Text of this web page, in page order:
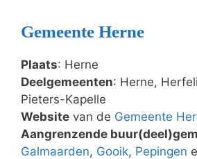
Gemeente Herne
Plaats: Herne
Deelgemeenten: Herne,
Pieters-Kapelle
Website van de Gemeente
Aangrenzende
Galmaarden, Gooik, Pepingen